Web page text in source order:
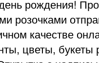
рождения!
розочками
качестве
цветы,